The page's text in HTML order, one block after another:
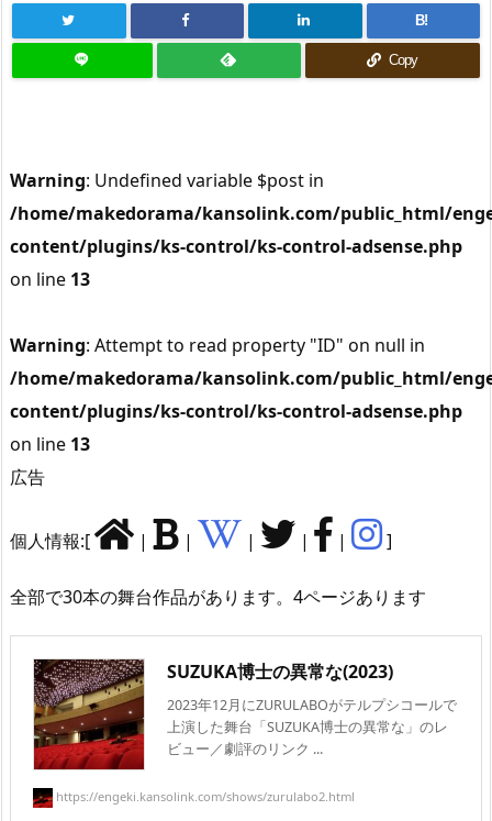
B!
Copy
Warning: Undefined variable $post in
/home/makedorama/kansolink.com/public_html/
content/plugins/ks-control/ks-control-adsense.php
on line 13
Warning: Attempt to read property "ID" on null in
/home/makedorama/kansolink.com/public_html/
content/plugins/ks-control/ks-control-adsense.php
on line 13
広告
個人情報:[ | | | | | ]
全部で30本の舞台作品があります。4ページあります
SUZUKA博士の異常な(2023)
2023年12月にZURULABOがテルプシコールで
上演した舞台「SUZUKA博士の異常な」のレ
ビュー／劇評のリンク ...
https://engeki.kansolink.com/shows/zurulabo2.html